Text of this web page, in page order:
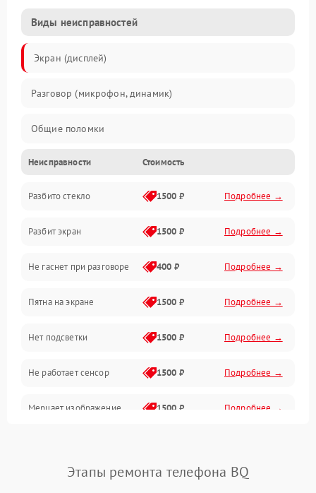
Виды неисправностей
Экран (дисплей)
Разговор (микрофон, динамик)
Общие поломки
Проблемы связи
Камеры
Проблемы с дисплеем и сенсором
Зарядка
Проблемы с питанием, зарядкой и аккумулятором
Проблемы с работой системы, корпусом и другие
Неисправности Стоимость
Разбито стекло 1500 ₽ Подробнее →
Разбит экран 1500 ₽ Подробнее →
Не гаснет при разговоре 400 ₽ Подробнее →
Пятна на экране 1500 ₽ Подробнее →
Нет подсветки 1500 ₽ Подробнее →
Не работает сенсор 1500 ₽ Подробнее →
Мерцает изображение 1500 ₽ Подробнее →
Не работает Face ID 4000 ₽ Подробнее →
Этапы ремонта телефона BQ